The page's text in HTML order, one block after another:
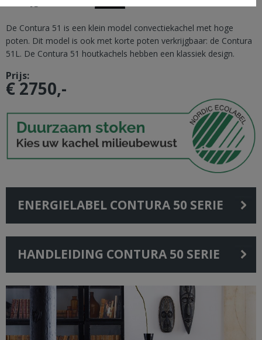
De Contura 51 is een klein model convectiekachel met hoge
poten. Dit model is ook met korte poten verkrijgbaar: de Contura
51L. De Contura 51 houtkachels hebben een klassiek design.
Prijs:
€ 2750,-
ENERGIELABEL CONTURA 50 SERIE
HANDLEIDING CONTURA 50 SERIE